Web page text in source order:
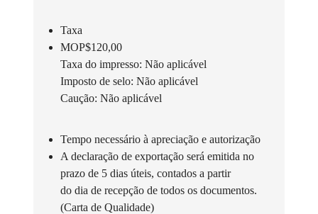
Taxa
MOP$120,00
Taxa do impresso: Não aplicável
Imposto de selo: Não aplicável
Caução: Não aplicável
Tempo necessário à apreciação e autorização
A declaração de exportação será emitida no
prazo de 5 dias úteis, contados a partir
do dia de recepção de todos os documentos.
(Carta de Qualidade)